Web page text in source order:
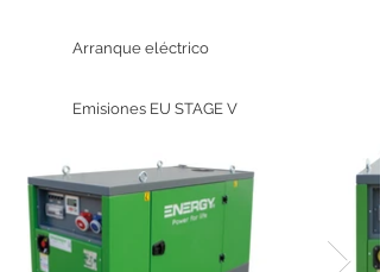
Arranque eléctrico
Emisiones EU STAGE V